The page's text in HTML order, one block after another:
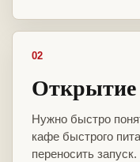
02
Открытие
Нужно быстро
кафе быстрого
переносить запуск.